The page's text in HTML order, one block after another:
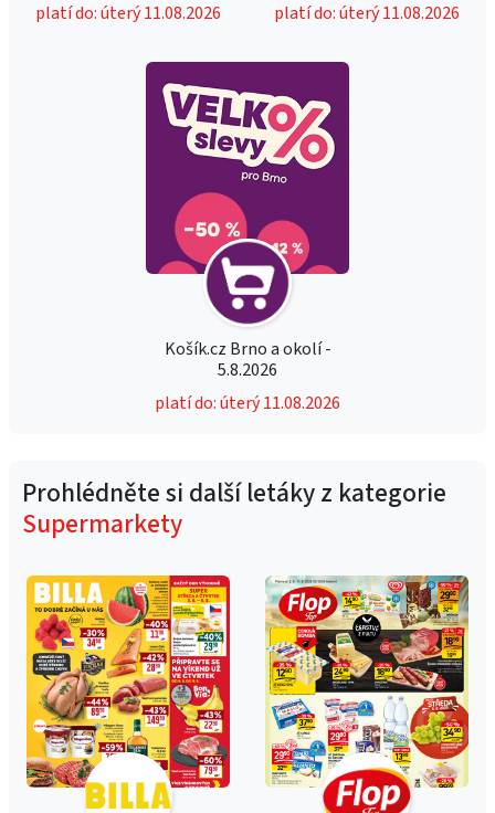
platí do: úterý 11.08.2026
platí do: úterý 11.08.2026
Košík.cz Brno a okolí -
5.8.2026
platí do: úterý 11.08.2026
Prohlédněte si další letáky z kategorie
Supermarkety